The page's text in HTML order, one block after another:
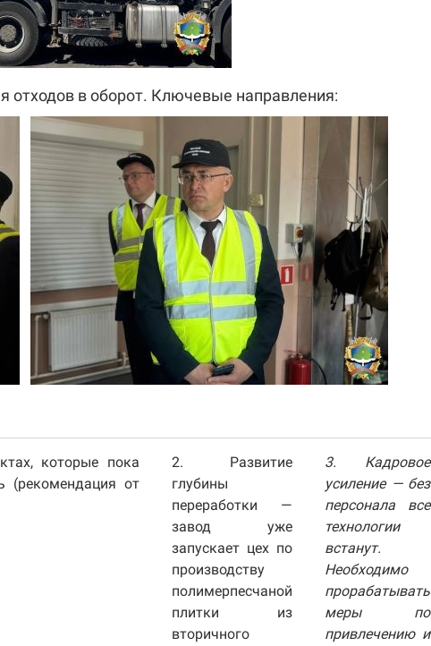
отходов в оборот. Ключевые направления:
которые пока
(рекомендация от
2. Развитие
глубины
переработки —
завод уже
запускает цех по
производству
полимерпесчаной
плитки из
вторичного
3. Кадровое
усиление — без
персонала все
технологии
встанут.
Необходимо
прорабатывать
меры по
привлечению и